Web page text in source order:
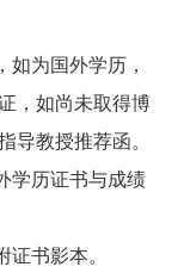
为国外学历，
，如尚未取得博
导教授推荐函。
学历证书与成绩
书影本。